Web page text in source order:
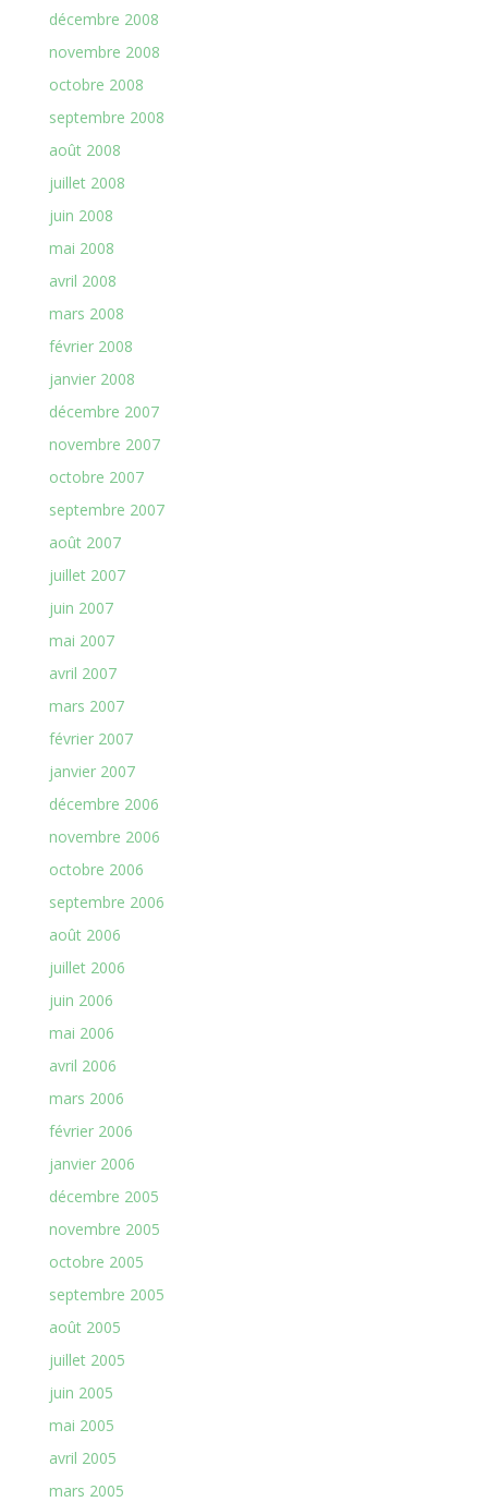
décembre 2008
novembre 2008
octobre 2008
septembre 2008
août 2008
juillet 2008
juin 2008
mai 2008
avril 2008
mars 2008
février 2008
janvier 2008
décembre 2007
novembre 2007
octobre 2007
septembre 2007
août 2007
juillet 2007
juin 2007
mai 2007
avril 2007
mars 2007
février 2007
janvier 2007
décembre 2006
novembre 2006
octobre 2006
septembre 2006
août 2006
juillet 2006
juin 2006
mai 2006
avril 2006
mars 2006
février 2006
janvier 2006
décembre 2005
novembre 2005
octobre 2005
septembre 2005
août 2005
juillet 2005
juin 2005
mai 2005
avril 2005
mars 2005